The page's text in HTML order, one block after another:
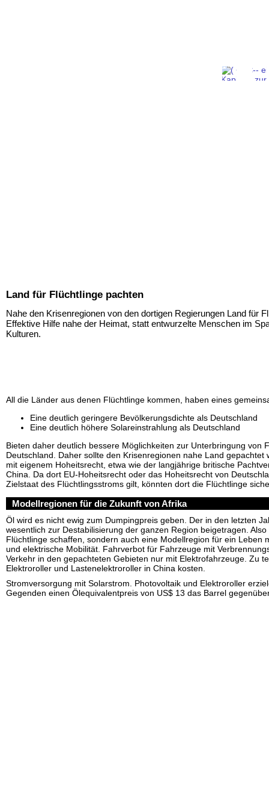
Land für Flüchtlinge pachten
Nahe den Krisenregionen von den dortigen Regierungen Land für
Effektive Hilfe nahe der Heimat, statt entwurzelte Menschen im
Kulturen.
All die Länder aus denen Flüchtlinge kommen, haben eines
Eine deutlich geringere Bevölkerungsdichte als Deutschland
Eine deutlich höhere Solareinstrahlung als Deutschland
Bieten daher deutlich bessere Möglichkeiten zur Unterbringung von
Deutschland. Daher sollte den Krisenregionen nahe Land gepachtet
mit eigenem Hoheitsrecht, etwa wie der langjährige britische
China. Da dort EU-Hoheitsrecht oder das Hoheitsrecht von
Zielstaat des Flüchtlingsstroms gilt, könnten dort die Flüchtlinge
Modellregionen für die Zukunft von Afrika
Öl wird es nicht ewig zum Dumpingpreis geben. Der in den letzten
wesentlich zur Destabilisierung der ganzen Region beigetragen.
Flüchtlinge schaffen, sondern auch eine Modellregion für ein Leben
und elektrische Mobilität. Fahrverbot für Fahrzeuge mit
Verkehr in den gepachteten Gebieten nur mit Elektrofahrzeuge. Zu
Elektroroller und Lastenelektroroller in China kosten.
Stromversorgung mit Solarstrom. Photovoltaik und Elektroroller
Gegenden einen Ölequivalentpreis von US$ 13 das Barrel